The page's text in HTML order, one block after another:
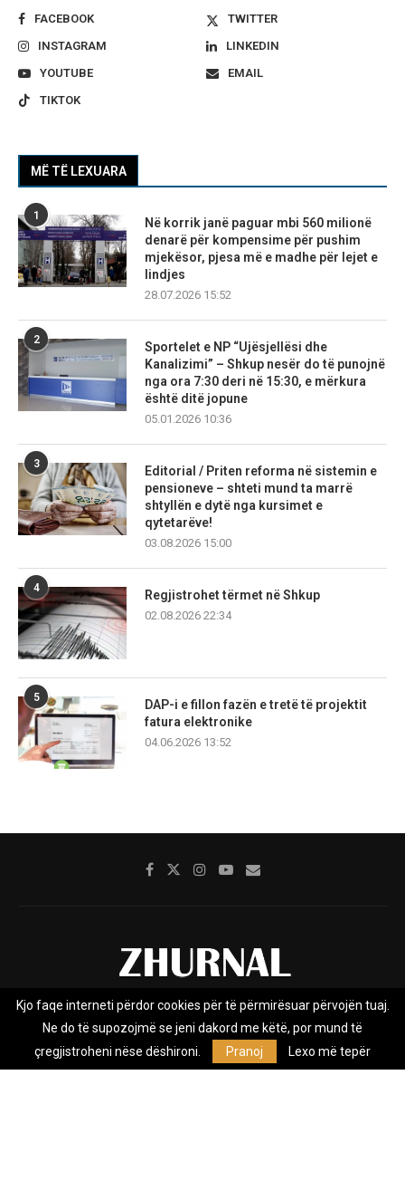
FACEBOOK
TWITTER
INSTAGRAM
LINKEDIN
YOUTUBE
EMAIL
TIKTOK
MË TË LEXUARA
1
Në korrik janë paguar mbi 560 milionë
denarë për kompensime për pushim
mjekësor, pjesa më e madhe për lejet e
lindjes
28.07.2026 15:52
2
Sportelet e NP “Ujësjellësi dhe
Kanalizimi” – Shkup nesër do të punojnë
nga ora 7:30 deri në 15:30, e mërkura
është ditë jopune
05.01.2026 10:36
3
Editorial / Priten reforma në sistemin e
pensioneve – shteti mund ta marrë
shtyllën e dytë nga kursimet e
qytetarëve!
03.08.2026 15:00
4
Regjistrohet tërmet në Shkup
02.08.2026 22:34
5
DAP-i e fillon fazën e tretë të projektit
fatura elektronike
04.06.2026 13:52
Rreth nesh Impresumi Marketing
Privacy Policy
Zhurnal.mk është Agjenci e Lajmeve e pavarur, e themeluar në vitin
Kjo faqe interneti përdor cookies për të përmirësuar përvojën tuaj.
Ne do të supozojmë se jeni dakord me këtë, por mund të
çregjistroheni nëse dëshironi.
Pranoj Lexo më tepër